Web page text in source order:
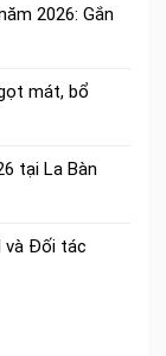
2026: Gắn
mát, bổ
tại La Bàn
và Đối tác